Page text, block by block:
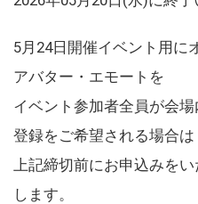
5月24日開催イベント用に
アバター・エモートを
イベント参加者全員が会
登録をご希望される場合は
上記締切前にお申込みを
します。